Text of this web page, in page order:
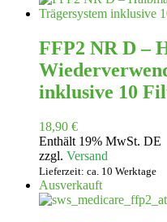
FFP2 NR D –
inklusive 10
18,90 €
Enthält 19% MwSt. DE
zzgl. Versand
Lieferzeit: ca. 10 Werktage
Ausverkauft